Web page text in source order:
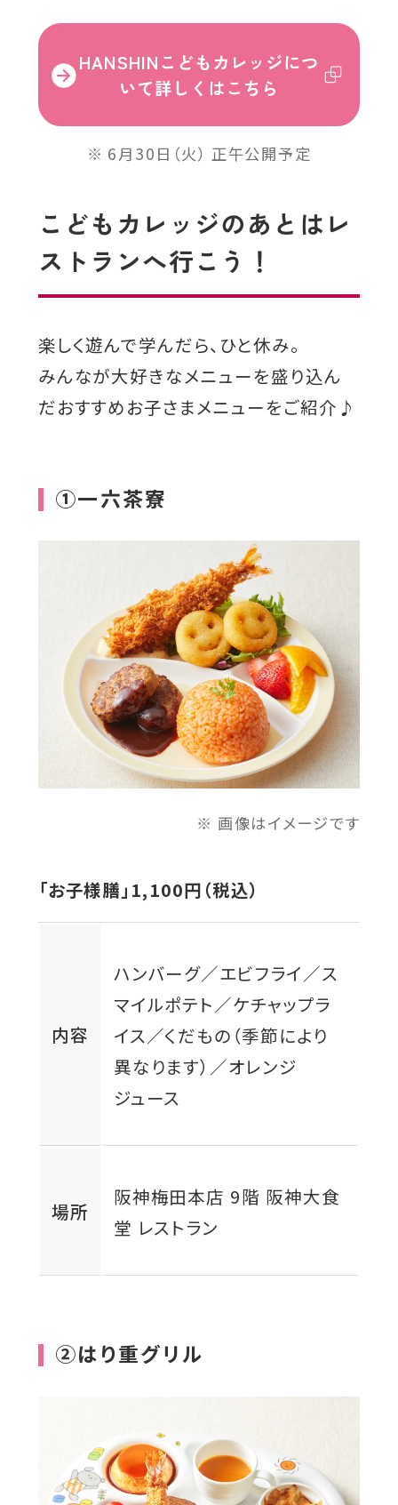
ド
で
開
き
ま
外
ト
別
ウ
イ
ン
ウ
で
開
き
HANSHINこどもカレッジにつ
いて詳しくはこちら
6月30日（火） 正午公開予定
こどもカレッジのあとはレ
ストランへ行こう！
楽しく遊んで学んだら、ひと休み。
みんなが大好きなメニューを盛り込ん
だおすすめお子さまメニューをご紹介♪
①一六茶寮
画像はイメージです
「お子様膳」1,100円（税込）
内容
ハンバーグ／エビフライ／ス
マイルポテト／ケチャップラ
イス／くだもの（季節により
異なります）／オレンジ
ジュース
場所
阪神梅田本店 9階 阪神大食
堂 レストラン
②はり重グリル